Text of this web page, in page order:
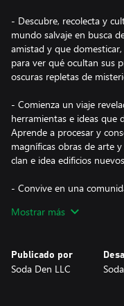
- Descubre, recolecta y
mundo salvaje en busca
amistad y que
para ver qué ocultan sus
oscuras repletas de
- Comienza un viaje
herramientas e ideas
Aprende a procesar y
magníficas obras de arte
clan e idea edificios
- Convive en una
cualquier bache juntos,
- Personaliza la
de la Edad de Piedra y
el lugar. Diseña, coloca y
Mostrar más
Publicado por
Soda Den LLC